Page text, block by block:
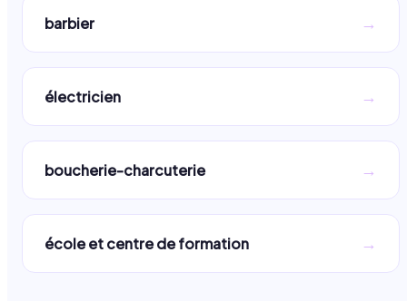
barbier →
électricien →
boucherie-charcuterie →
école et centre de formation →